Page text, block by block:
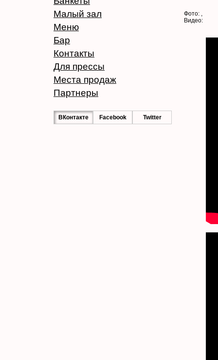
Малый зал
Меню
Бар
Контакты
Для прессы
Места продаж
Партнеры
ВКонтакте Facebook Twitter
Фото: ,
Видео: